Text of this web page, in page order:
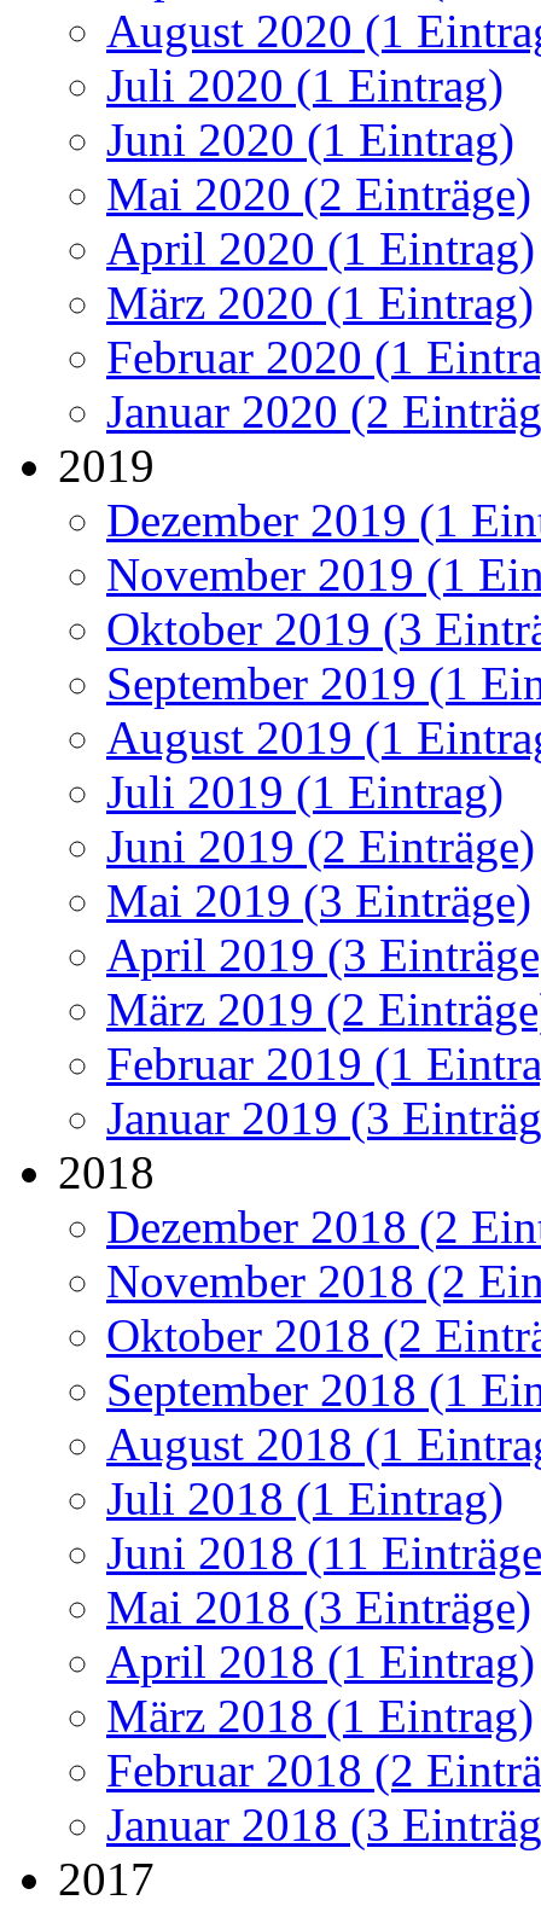
August 2020 (1
Juli 2020 (1 Eintrag)
Juni 2020 (1 Eintrag)
Mai 2020 (2 Einträge)
April 2020 (1 Eintrag)
März 2020 (1 Eintrag)
Februar 2020 (1
Januar 2020 (2
2019
Dezember 2019 (1
November 2019 (1
Oktober 2019 (3
September 2019 (1
August 2019 (1
Juli 2019 (1 Eintrag)
Juni 2019 (2 Einträge)
Mai 2019 (3 Einträge)
April 2019 (3
März 2019 (2
Februar 2019 (1
Januar 2019 (3
2018
Dezember 2018 (2
November 2018 (2
Oktober 2018 (2
September 2018 (1
August 2018 (1
Juli 2018 (1 Eintrag)
Juni 2018 (11
Mai 2018 (3 Einträge)
April 2018 (1 Eintrag)
März 2018 (1 Eintrag)
Februar 2018 (2
Januar 2018 (3
2017